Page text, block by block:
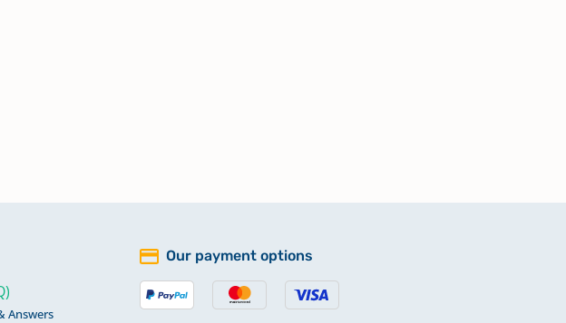
Answers
Our payment options